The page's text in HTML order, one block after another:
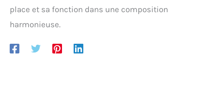
place et sa fonction dans une composition
harmonieuse.